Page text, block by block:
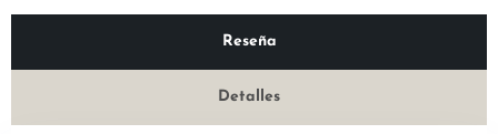
Reseña
Detalles